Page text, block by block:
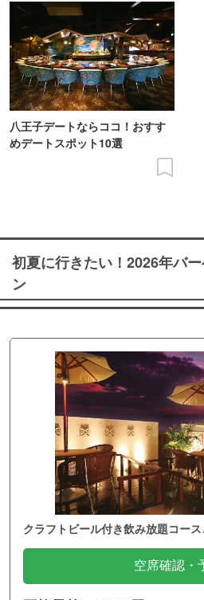
八王子デートならココ！おすす
めデートスポット10選
初夏に行きたい！2026年バ
ン
クラフトビール付き飲み放題コース
空席確認・